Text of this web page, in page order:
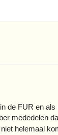
de FUR en
mededelen
helemaal